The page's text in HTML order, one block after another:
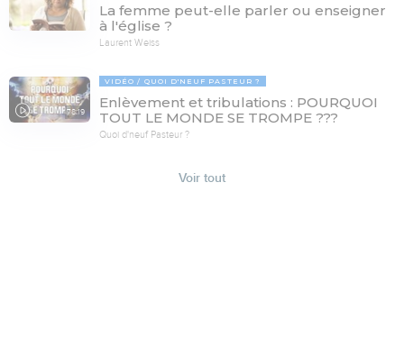
La femme peut-elle parler ou enseigner
à l'église ?
Laurent Weiss
78:19
VIDÉO QUOI D'NEUF PASTEUR ?
Enlèvement et tribulations : POURQUOI
TOUT LE MONDE SE TROMPE ???
Quoi d'neuf Pasteur ?
Voir tout